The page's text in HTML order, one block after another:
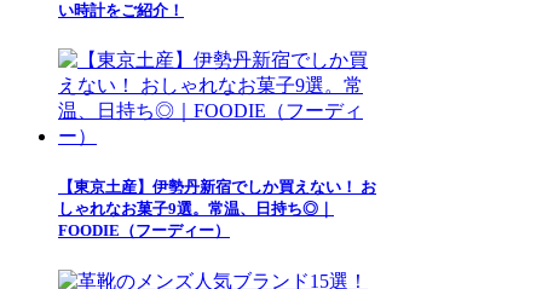
い時計をご紹介！
【東京土産】伊勢丹新宿でしか買えない！ お
しゃれなお菓子9選。常温、日持ち◎｜
FOODIE（フーディー）